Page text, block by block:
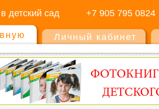
детский сад +7 905 795 0824
Личный кабинет